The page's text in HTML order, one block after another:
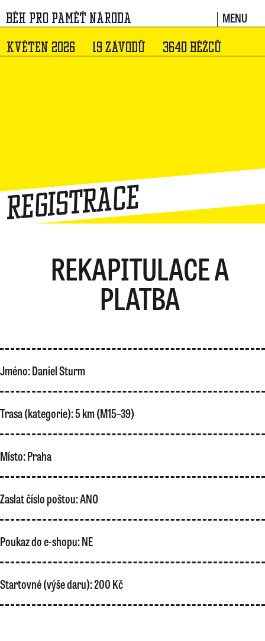
BĚH PRO PAMĚŤ NÁRODA MENU
KVĚTEN 2026 19 ZÁVODŮ 3640 BĚŽCŮ
Registrace
REKAPITULACE A
PLATBA
Jméno:Daniel Sturm
Trasa (kategorie):5 km (M15–39)
Místo:Praha
Zaslat číslo poštou:ANO
Poukaz do e-shopu:NE
Startovné (výše daru):200 Kč